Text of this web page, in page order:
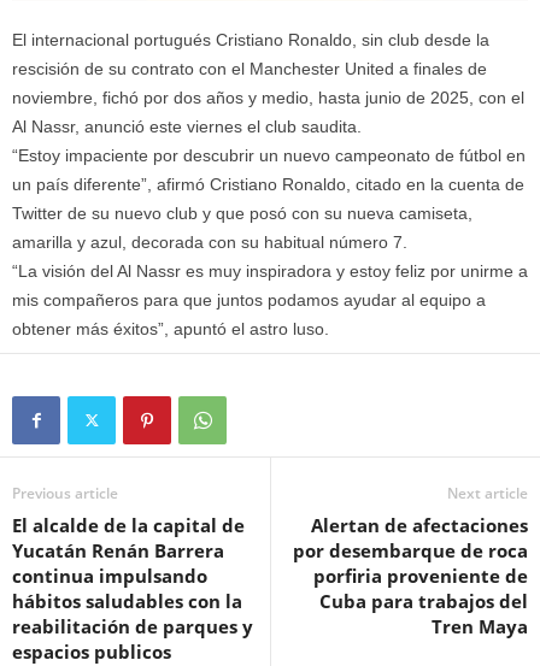
El internacional portugués Cristiano Ronaldo, sin club desde la
rescisión de su contrato con el Manchester United a finales de
noviembre, fichó por dos años y medio, hasta junio de 2025, con el
Al Nassr, anunció este viernes el club saudita.
“Estoy impaciente por descubrir un nuevo campeonato de fútbol en
un país diferente”, afirmó Cristiano Ronaldo, citado en la cuenta de
Twitter de su nuevo club y que posó con su nueva camiseta,
amarilla y azul, decorada con su habitual número 7.
“La visión del Al Nassr es muy inspiradora y estoy feliz por unirme a
mis compañeros para que juntos podamos ayudar al equipo a
obtener más éxitos”, apuntó el astro luso.
Previous article
El alcalde de la capital de
Yucatán Renán Barrera
continua impulsando
hábitos saludables con la
reabilitación de parques y
espacios publicos
Next article
Alertan de afectaciones
por desembarque de roca
porfiria proveniente de
Cuba para trabajos del
Tren Maya